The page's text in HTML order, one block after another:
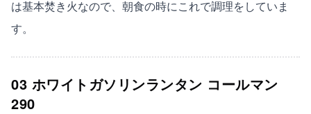
は基本焚き火なので、朝食の時にこれで調理をしていま
す。
03 ホワイトガソリンランタン コールマン
290